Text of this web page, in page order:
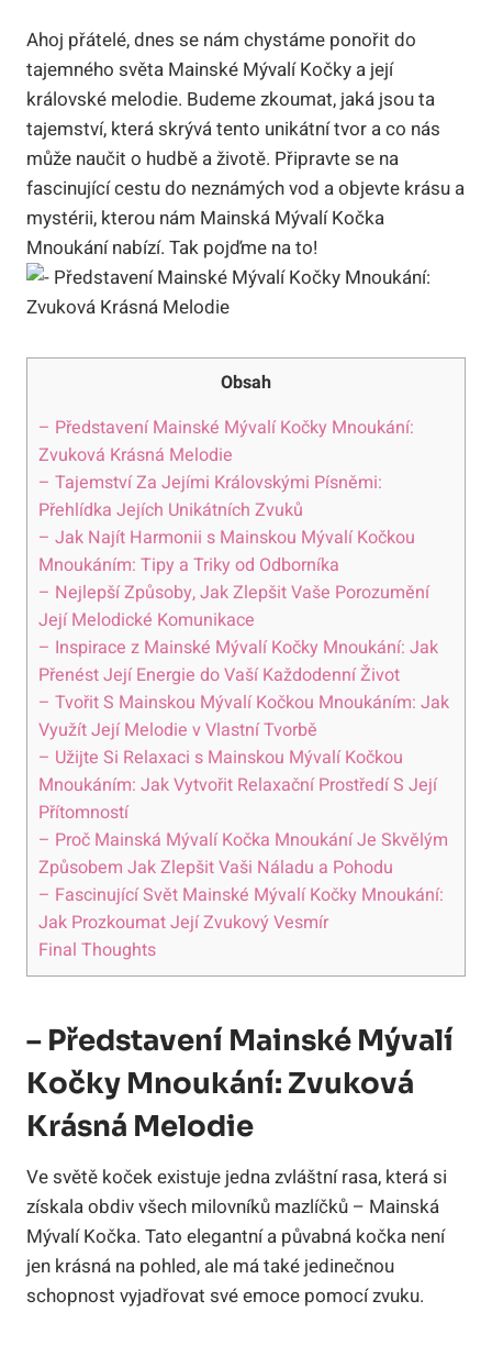
Ahoj přátelé, dnes se nám chystáme ponořit do
tajemného světa Mainské Mývalí Kočky a její
královské melodie. Budeme zkoumat, jaká jsou ta
tajemství, která skrývá tento unikátní tvor a co nás
může naučit o hudbě a životě. Připravte se na
fascinující cestu do neznámých vod a objevte krásu a
mystérii, kterou nám Mainská Mývalí Kočka
Mnoukání nabízí. Tak pojďme na to!
Obsah
– Představení Mainské Mývalí Kočky Mnoukání:
Zvuková Krásná Melodie
– Tajemství Za Jejími Královskými Písněmi:
Přehlídka Jejích Unikátních Zvuků
– Jak Najít Harmonii s Mainskou Mývalí Kočkou
Mnoukáním: Tipy a Triky od Odborníka
– Nejlepší Způsoby, Jak Zlepšit Vaše Porozumění
Její Melodické Komunikace
– Inspirace z Mainské Mývalí Kočky Mnoukání: Jak
Přenést Její Energie do Vaší Každodenní Život
– Tvořit S Mainskou Mývalí Kočkou Mnoukáním: Jak
Využít Její Melodie v Vlastní Tvorbě
– Užijte Si Relaxaci s Mainskou Mývalí Kočkou
Mnoukáním: Jak Vytvořit Relaxační Prostředí S Její
Přítomností
– Proč Mainská Mývalí Kočka Mnoukání Je Skvělým
Způsobem Jak Zlepšit Vaši Náladu a Pohodu
– Fascinující Svět Mainské Mývalí Kočky Mnoukání:
Jak Prozkoumat Její Zvukový Vesmír
Final Thoughts
– Představení Mainské Mývalí
Kočky Mnoukání: Zvuková
Krásná Melodie
Ve světě koček existuje jedna zvláštní rasa, která si
získala obdiv všech milovníků mazlíčků – Mainská
Mývalí Kočka. Tato elegantní a půvabná kočka není
jen krásná na pohled, ale má také jedinečnou
schopnost vyjadřovat své emoce pomocí zvuku.